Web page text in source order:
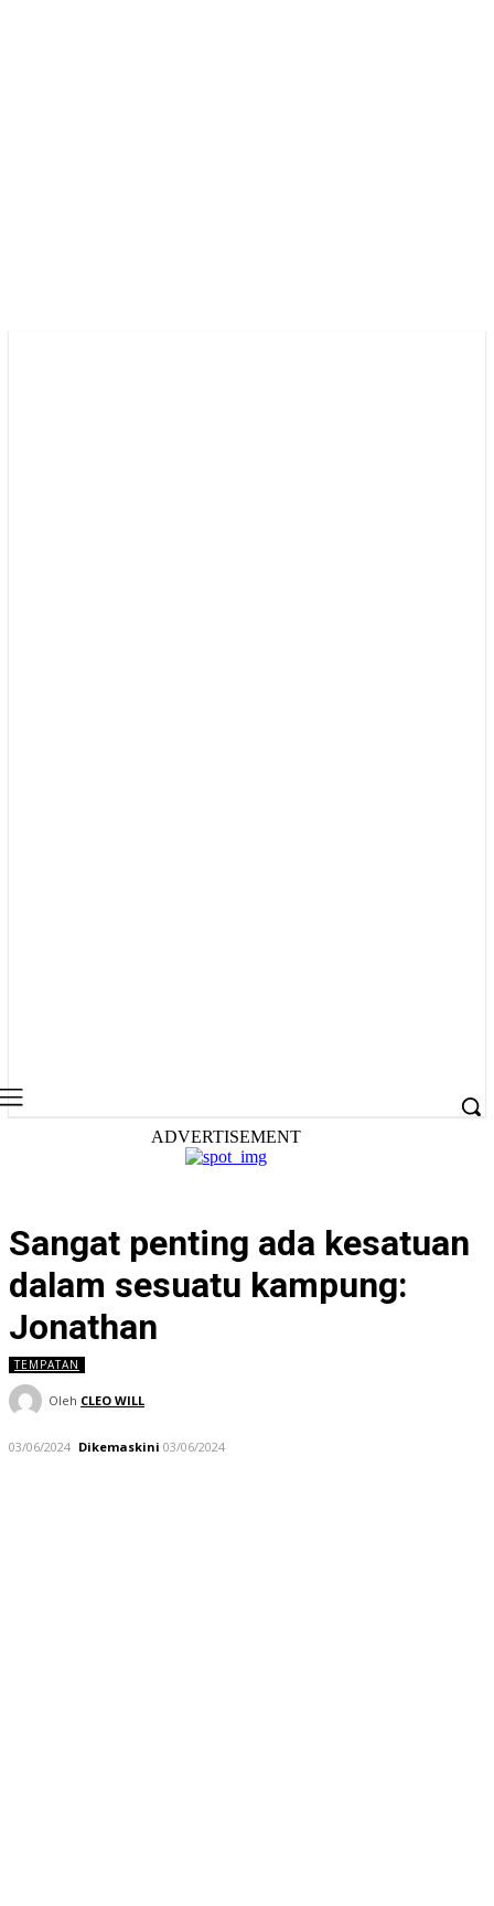
ADVERTISEMENT
Sangat penting ada kesatuan
dalam sesuatu kampung:
Jonathan
TEMPATAN
Oleh CLEO WILL
03/06/2024 Dikemaskini 03/06/2024